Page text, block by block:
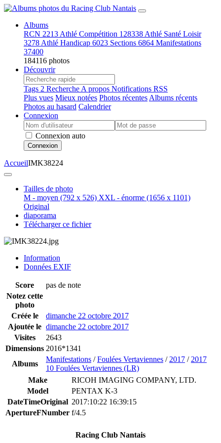
Albums
RCN 2213 Athlé Compétition 128338 Athlé Santé Loisir
3278 Athlé Handicap 6023 Sections 6864 Manifestations
37400
184116 photos
Découvrir
Tags 2 Recherche A propos Notifications RSS
Plus vues Mieux notées Photos récentes Albums récents
Photos au hasard Calendrier
Connexion
Connexion auto
Connexion
AccueilIMK38224
Tailles de photo
M - moyen (792 x 526) XXL - énorme (1656 x 1101)
Original
diaporama
Télécharger ce fichier
Information
Données EXIF
Score
pas de note
Notez cette
photo
Créée le
dimanche 22 octobre 2017
Ajoutée le dimanche 22 octobre 2017
Visites
2643
Dimensions 2016*1341
Albums
Manifestations /Foulées Vertaviennes / 2017 / 2017
10 Foulées Vertaviennes (LR)
Make
RICOH IMAGING COMPANY, LTD.
Model
PENTAX K-3
DateTimeOriginal 2017:10:22 16:39:15
ApertureFNumber f/4.5
Racing Club Nantais